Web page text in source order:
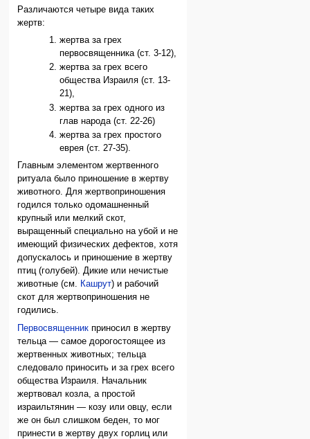
Различаются четыре вида таких
жертв:
жертва за грех
первосвященника (ст. 3-12),
жертва за грех всего
общества Израиля (ст. 13-
21),
жертва за грех одного из
глав народа (ст. 22-26)
жертва за грех простого
еврея (ст. 27-35).
Главным элементом жертвенного
ритуала было приношение в жертву
животного. Для жертвоприношения
годился только одомашненный
крупный или мелкий скот,
выращенный специально на убой и не
имеющий физических дефектов, хотя
допускалось и приношение в жертву
птиц (голубей). Дикие или нечистые
животные (см. Кашрут) и рабочий
скот для жертвоприношения не
годились.
Первосвященник приносил в жертву
тельца — самое дорогостоящее из
жертвенных животных; тельца
следовало приносить и за грех всего
общества Израиля. Начальник
жертвовал козла, а простой
израильтянин — козу или овцу, если
же он был слишком беден, то мог
принести в жертву двух горлиц или